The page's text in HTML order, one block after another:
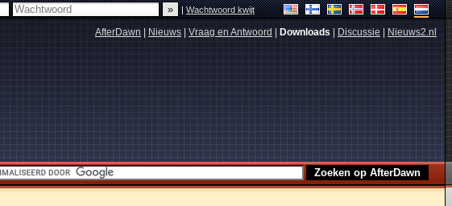
|Wachtwoord kwijt
AfterDawn Nieuws Vraag en Antwoord Downloads Discussie Nieuws2.nl